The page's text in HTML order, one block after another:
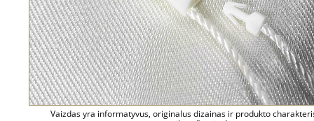
Vaizdas yra informatyvus, originalus dizainas ir produkto